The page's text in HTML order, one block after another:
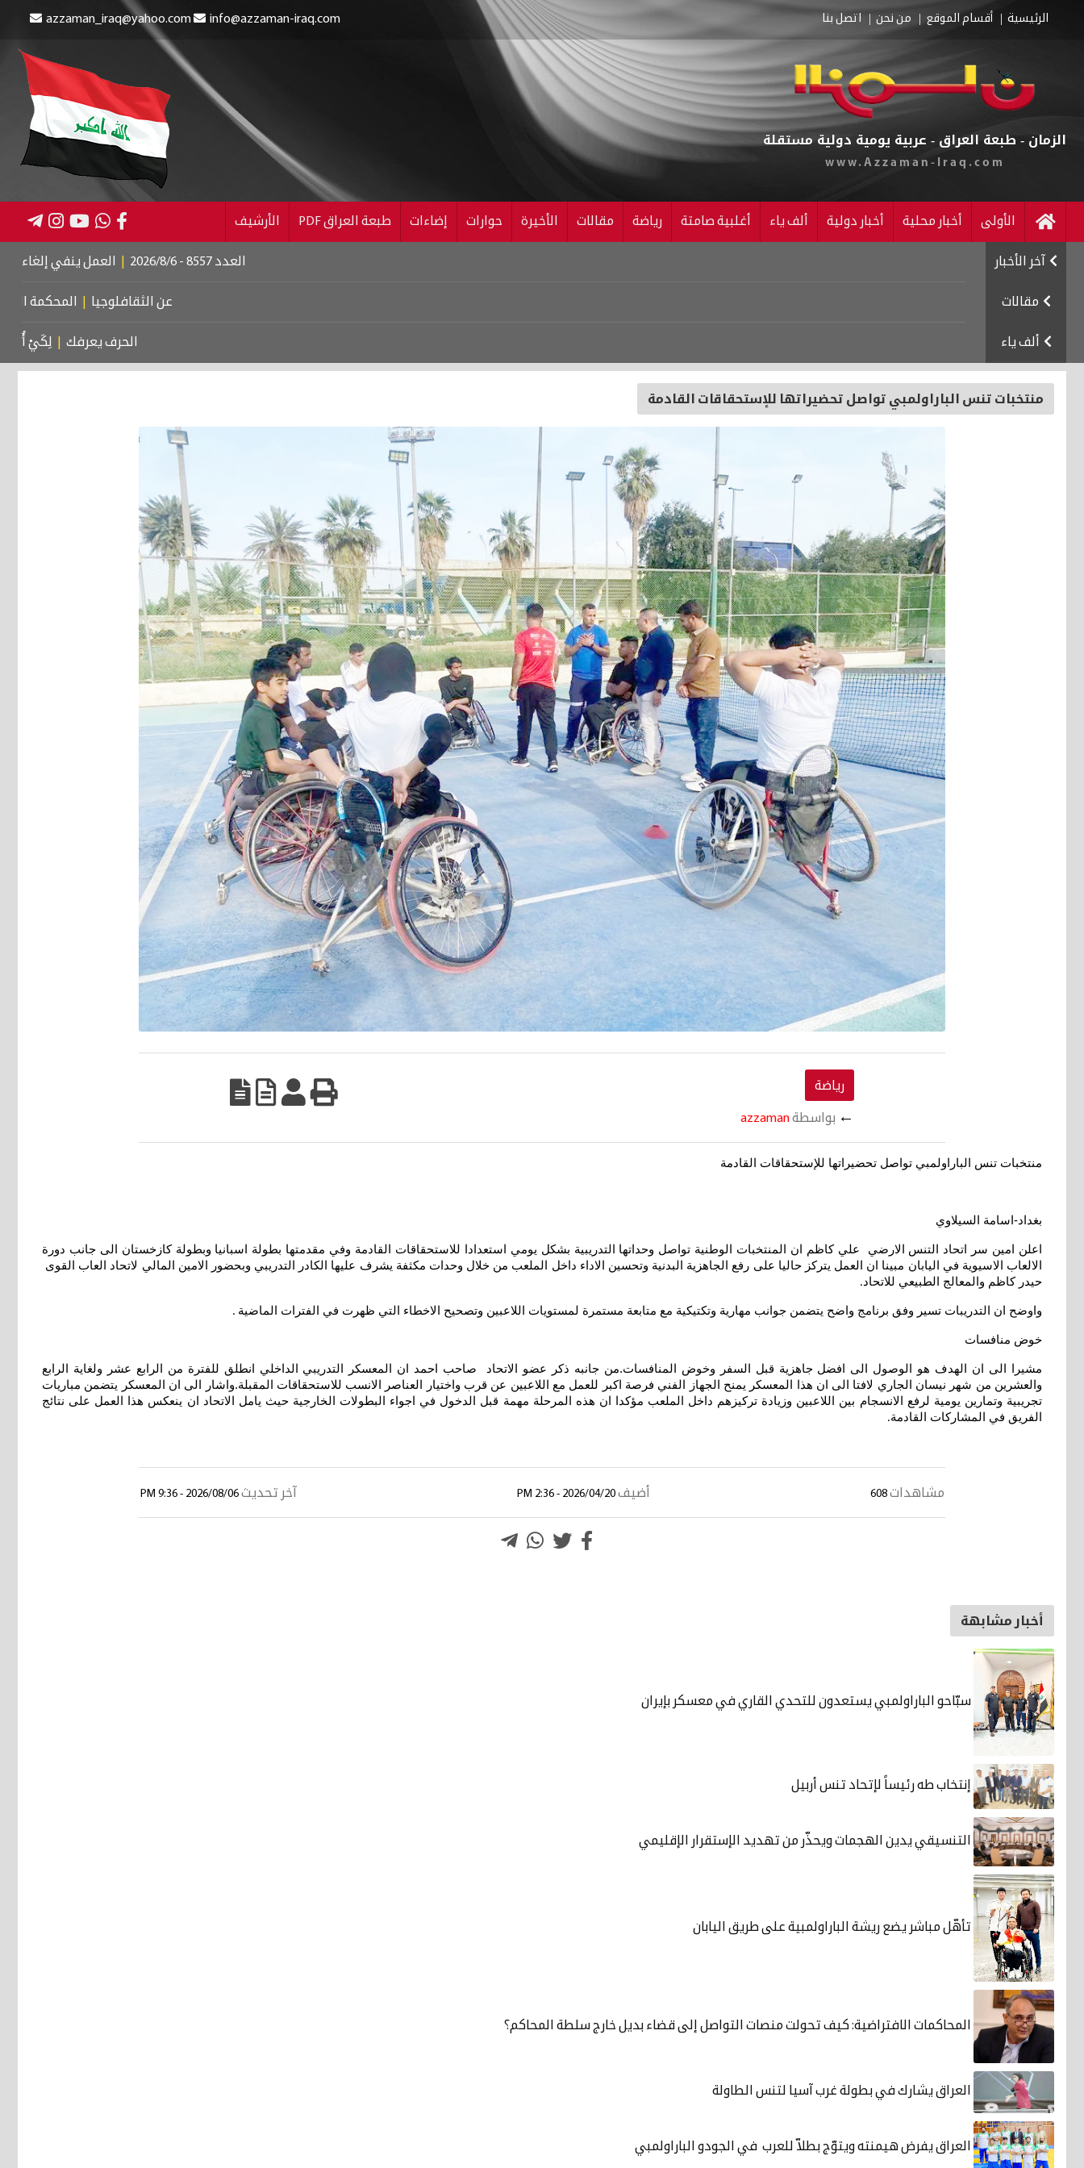
الرئيسية أقسام الموقع من نحن اتصل بنا azzaman_iraq@yahoo.com info@azzaman-iraq.com
الزمان - طبعة العراق - عربية يومية دولية مستقلة
www.Azzaman-Iraq.com
الأولى أخبار محلية أخبار دولية ألف ياء أغلبية صامتة رياضة مقالات الأخيرة حوارات إضاءات طبعة العراق PDF الأرشيف
آخر الأخبار | العمل ينفي إلغاء الإعانة عن
مقالات عن الثقافلوجيا | المحكمة الجنائية
ألف ياء الحرف يعرفك | لِكَيْ أُبَالِغَ فِي
منتخبات تنس الباراولمبي تواصل تحضيراتها للإستحقاقات القادمة
رياضة
← بواسطةazzaman
منتخبات تنس الباراولمبي تواصل تحضيراتها للإستحقاقات القادمة
بغداد-اسامة السيلاوي
اعلن امين سر اتحاد التنس الارضي علي كاظم ان المنتخبات الوطنية تواصل وحداتها التدريبية بشكل يومي استعدادا للاستحقاقات القادمة وفي مقدمتها بطولة اسبانيا وبطولة كازخستان الى جانب دورة
الالعاب الاسيوية في اليابان مبينا ان العمل يتركز حاليا على رفع الجاهزية البدنية وتحسين الاداء داخل الملعب من خلال وحدات مكثفة يشرف عليها الكادر التدريبي وبحضور الامين المالي لاتحاد العاب القوى
حيدر كاظم والمعالج الطبيعي للاتحاد.
واوضح ان التدريبات تسير وفق برنامج واضح يتضمن جوانب مهارية وتكتيكية مع متابعة مستمرة لمستويات اللاعبين وتصحيح الاخطاء التي ظهرت في الفترات الماضية .
خوض منافسات
مشيرا الى ان الهدف هو الوصول الى افضل جاهزية قبل السفر وخوض المنافسات.من جانبه ذكر عضو الاتحاد صاحب احمد ان المعسكر التدريبي الداخلي انطلق للفترة من الرابع عشر ولغاية الرابع
والعشرين من شهر نيسان الجاري لافتا الى ان هذا المعسكر يمنح الجهاز الفني فرصة اكبر للعمل مع اللاعبين عن قرب واختيار العناصر الانسب للاستحقاقات المقبلة.واشار الى ان المعسكر يتضمن مباريات
تجريبية وتمارين يومية لرفع الانسجام بين اللاعبين وزيادة تركيزهم داخل الملعب مؤكدا ان هذه المرحلة مهمة قبل الدخول في اجواء البطولات الخارجية حيث يامل الاتحاد ان ينعكس هذا العمل على نتائج
الفريق في المشاركات القادمة.
مشاهدات 608 أضيف 2026/04/20 - 2:36 PM آخر تحديث 2026/08/06 - 9:36 PM
أخبار مشابهة
سبّاحو الباراولمبي يستعدون للتحدي القاري في معسكر بإيران
إنتخاب طه رئيساً لإتحاد تنس أربيل
التنسيقي يدين الهجمات ويحذّر من تهديد الإستقرار الإقليمي
تأهّل مباشر يضع ريشة الباراولمبية على طريق اليابان
المحاكمات الافتراضية: كيف تحولت منصات التواصل إلى قضاء بديل خارج سلطة المحاكم؟
العراق يشارك في بطولة غرب آسيا لتنس الطاولة
العراق يفرض هيمنته ويتوّج بطلاّ للعرب في الجودو الباراولمبي